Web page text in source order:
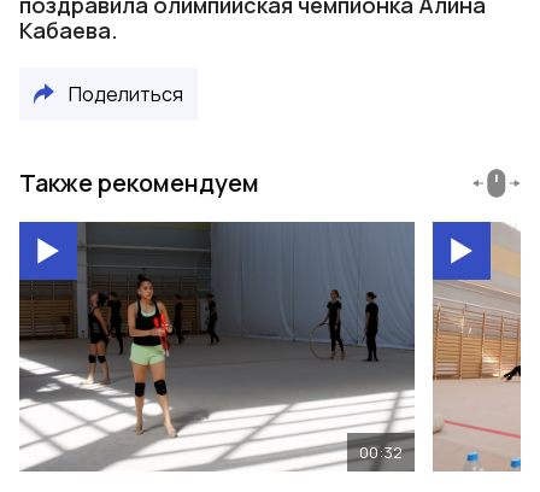
Кабаева.
Поделиться
Также рекомендуем
00:32